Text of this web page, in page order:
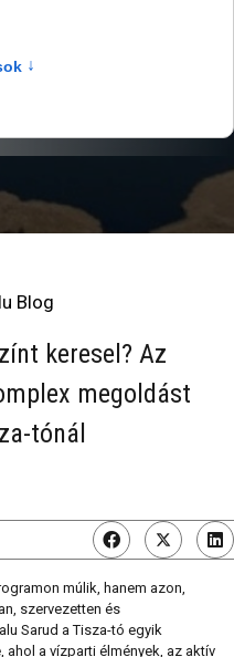
Élményfalu Blog
Blog
keresel? Az
megoldást
tónál
múlik, hanem azon,
szervezetten és
Sarud a Tisza-tó egyik
a vízparti élmények, az aktív